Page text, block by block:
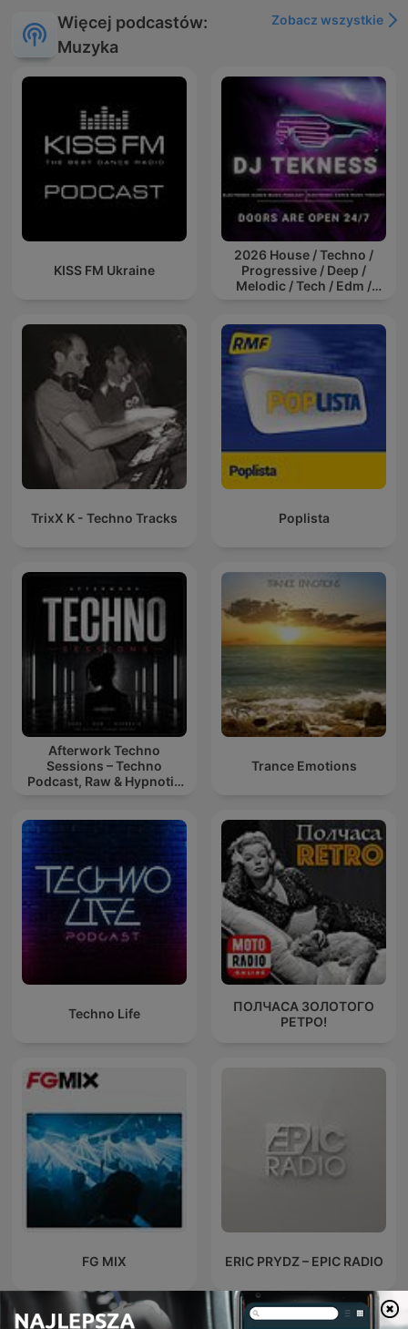
Więcej podcastów:
Muzyka
Zobacz wszystkie
KISS FM Ukraine
2026 House / Techno /
Progressive / Deep /
Melodic / Tech / Edm /
Dance Musi
TrixX K - Techno Tracks Poplista
Afterwork Techno
Sessions – Techno
Podcast, Raw & Hypnotic
Trance Emotions
Techno Life
ПОЛЧАСА ЗОЛОТОГО
РЕТРО!
FG MIX ERIC PRYDZ – EPIC RADIO